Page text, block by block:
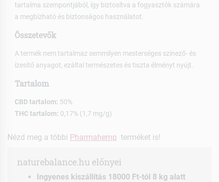
tartalma szempontjából, így biztosítva a fogyasztók számára
a megbízható és biztonságos használatot.
Összetevők
A termék nem tartalmaz semmilyen mesterséges színező- és
ízesítő anyagot, ezáltal természetes és tiszta élményt nyújt.
Tartalom
CBD tartalom: 50%
THC tartalom: 0,17% (1,7 mg/g)
Nézd meg a többi Pharmahemp terméket is!
naturebalance.hu előnyei
Ingyenes kiszállítás 18000 Ft-tól 8 kg alatt